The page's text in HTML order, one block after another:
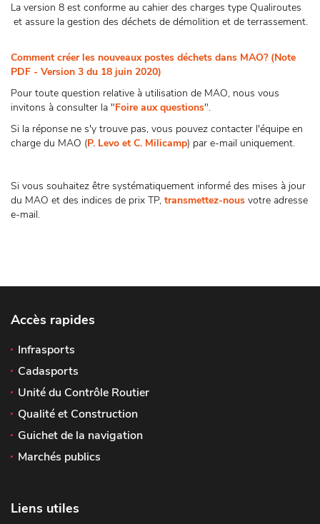
La version 8 est conforme au cahier des charges type Qualiroutes
et assure la gestion des déchets de démolition et de terrassement.
Comment créer les nouveaux postes déchets dans MAO? (Note
PDF - Version 3 du 18 juin 2020)
Pour toute question relative à utilisation de MAO, nous vous
invitons à consulter la "Foire aux questions".
Si la réponse ne s'y trouve pas, vous pouvez contacter l'équipe en
charge du MAO (P. Levo et C. Milicamp) par e-mail uniquement.
Si vous souhaitez être systématiquement informé des mises à jour
du MAO et des indices de prix TP, transmettez-nous votre adresse
e-mail.
Accès rapides
Infrasports
Cadasports
Unité du Contrôle Routier
Qualité et Construction
Guichet de la navigation
Marchés publics
Liens utiles